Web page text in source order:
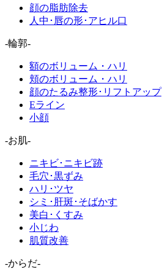
顔の脂肪除去
人中･唇の形･アヒル口
-輪郭-
額のボリューム・ハリ
頬のボリューム・ハリ
顔のたるみ整形･リフトアップ
Eライン
小顔
-お肌-
ニキビ･ニキビ跡
毛穴･黒ずみ
ハリ･ツヤ
シミ･肝斑･そばかす
美白･くすみ
小じわ
肌質改善
-からだ-